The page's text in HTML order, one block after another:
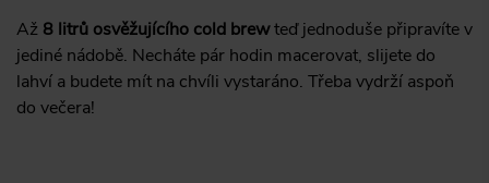
Až 8 litrů osvěžujícího cold brewteď jednoduše připravíte v
jediné nádobě. Necháte pár hodin macerovat, slijete do
lahví a budete mít na chvíli vystaráno. Třeba vydrží aspoň
do večera!